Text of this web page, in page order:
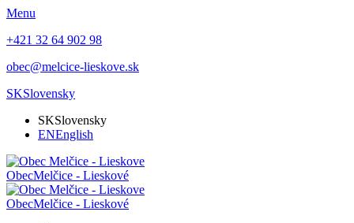
Menu
+421 32 64 902 98
obec@melcice-lieskove.sk
SKSlovensky
SKSlovensky
ENEnglish
ObecMelčice - Lieskové
ObecMelčice - Lieskové